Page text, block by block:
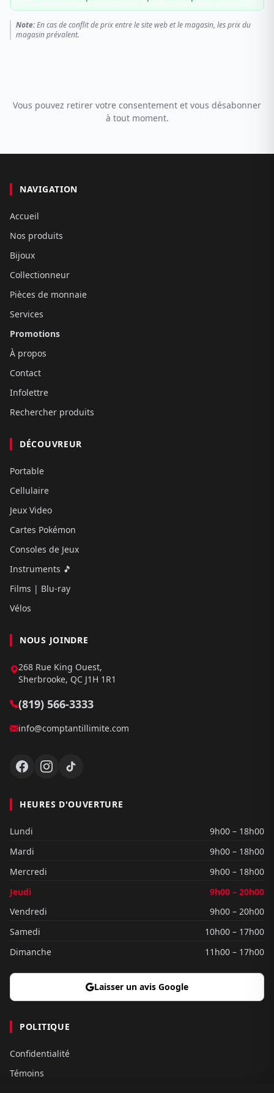
Note:En cas de conflit de prix entre le site web et le magasin, les prix du
magasin prévalent.
Vous pouvez retirer votre consentement et vous désabonner
à tout moment.
NAVIGATION
Accueil
Nos produits
Bijoux
Collectionneur
Pièces de monnaie
Services
Promotions
À propos
Contact
Infolettre
Rechercher produits
DÉCOUVREUR
Portable
Cellulaire
Jeux Video
Cartes Pokémon
Consoles de Jeux
Instruments 🎵
Films | Blu-ray
Vélos
NOUS JOINDRE
268 Rue King Ouest,
Sherbrooke, QC J1H 1R1
(819) 566-3333
info@comptantillimite.com
HEURES D'OUVERTURE
Lundi
9h00 – 18h00
Mardi
9h00 – 18h00
Mercredi
9h00 – 18h00
Jeudi
9h00 – 20h00
Vendredi
9h00 – 20h00
Samedi
10h00 – 17h00
Dimanche
11h00 – 17h00
Laisser un avis Google
POLITIQUE
Confidentialité
Témoins